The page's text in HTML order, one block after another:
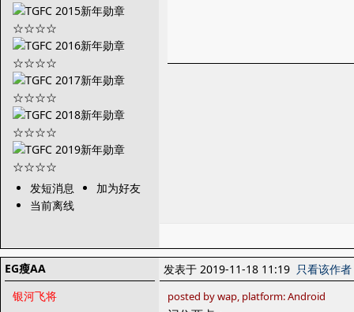
发短消息
加为好友
当前离线
EG瘦AA
银河飞将
发表于 2019-11-18 11:19 只看该作者
posted by wap, platform: Android